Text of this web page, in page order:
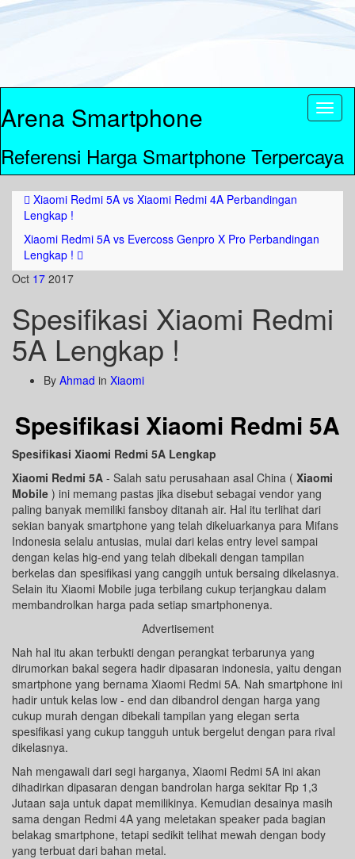
Arena Smartphone
Referensi Harga Smartphone Terpercaya
Xiaomi Redmi 5A vs Xiaomi Redmi 4A Perbandingan
Lengkap !
Xiaomi Redmi 5A vs Evercoss Genpro X Pro Perbandingan
Lengkap !
Oct 17 2017
Spesifikasi Xiaomi Redmi
5A Lengkap !
By Ahmad in Xiaomi
Spesifikasi Xiaomi Redmi 5A
Spesifikasi Xiaomi Redmi 5A Lengkap
Xiaomi Redmi 5A - Salah satu perusahaan asal China ( Xiaomi
Mobile ) ini memang pastas jika disebut sebagai vendor yang
paling banyak memiliki fansboy ditanah air. Hal itu terlihat dari
sekian banyak smartphone yang telah dikeluarkanya para Mifans
Indonesia selalu antusias, mulai dari kelas entry level sampai
dengan kelas hig-end yang telah dibekali dengan tampilan
berkelas dan spesifikasi yang canggih untuk bersaing dikelasnya.
Selain itu Xiaomi Mobile juga terbilang cukup terjangkau dalam
membandrolkan harga pada setiap smartphonenya.
Advertisement
Nah hal itu akan terbukti dengan perangkat terbarunya yang
dirumorkan bakal segera hadir dipasaran indonesia, yaitu dengan
smartphone yang bernama Xiaomi Redmi 5A. Nah smartphone ini
hadir untuk kelas low - end dan dibandrol dengan harga yang
cukup murah dengan dibekali tampilan yang elegan serta
spesifikasi yang cukup tangguh untuk bergelut dengan para rival
dikelasnya.
Nah mengawali dari segi harganya, Xiaomi Redmi 5A ini akan
dihadirkan dipasaran dengan bandrolan harga sekitar Rp 1,3
Jutaan saja untuk dapat memilikinya. Kemudian desainya masih
sama dengan Redmi 4A yang meletakan speaker pada bagian
belakag smartphone, tetapi sedikit telihat mewah dengan body
yang terbuat dari bahan metal.